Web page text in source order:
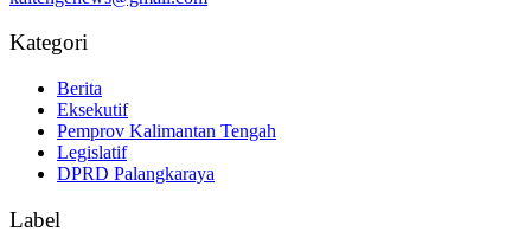
Kategori
Berita
Eksekutif
Pemprov Kalimantan Tengah
Legislatif
DPRD Palangkaraya
Label